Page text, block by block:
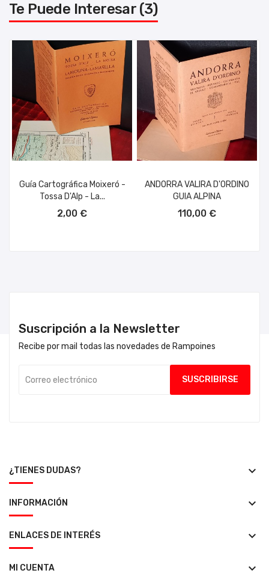
Te Puede Interesar (3)
Guía Cartográfica Moixeró -
Tossa D'Alp - La...
2,00 €
ANDORRA VALIRA D'ORDINO
GUIA ALPINA
110,00 €
Suscripción a la Newsletter
Recibe por mail todas las novedades de Rampoines
¿TIENES DUDAS? keyboard_arrow_down
INFORMACIÓN keyboard_arrow_down
ENLACES DE INTERÉS keyboard_arrow_down
MI CUENTA keyboard_arrow_down